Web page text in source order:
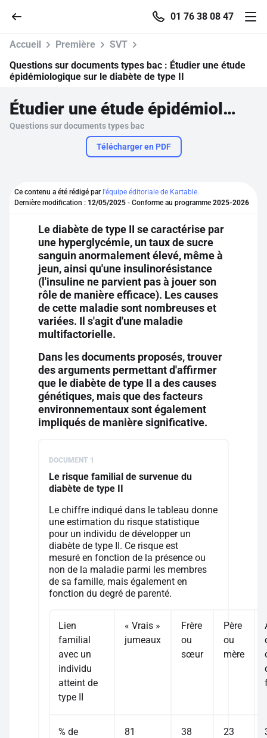
01 76 38 08 47
Parcourir
Se connecter
S'inscrire gratuitement
Pour profiter de 10 contenus offerts.
Accueil Première
SVT
Questions sur documents types bac : Étudier une étude
épidémiologique sur le diabète de type II
Étudier une étude épidémiologique sur le diabète de type II
Questions sur documents types bac
Télécharger en PDF
Ce contenu a été rédigé par l'équipe éditoriale de Kartable.
Dernière modification : 12/05/2025 - Conforme au programme 2025-2026
Le diabète de type II se caractérise par
une hyperglycémie, un taux de sucre
sanguin anormalement élevé, même à
jeun, ainsi qu'une insulinorésistance
(l'insuline ne parvient pas à jouer son
rôle de manière efficace). Les causes
de cette maladie sont nombreuses et
variées. Il s'agit d'une maladie
multifactorielle.
Dans les documents proposés, trouver
des arguments permettant d'affirmer
que le diabète de type II a des causes
génétiques, mais que des facteurs
environnementaux sont également
impliqués de manière significative.
DOCUMENT 1
Le risque familial de survenue du
diabète de type II
Le chiffre indiqué dans le tableau donne
une estimation du risque statistique
pour un individu de développer un
diabète de type II. Ce risque est
mesuré en fonction de la présence ou
non de la maladie parmi les membres
de sa famille, mais également en
fonction du degré de parenté.
Lien
familial
avec un
individu
atteint de
type II
« Vrais »
jumeaux
Frère
ou
sœur
Père
ou
mère
% de
81 38 23